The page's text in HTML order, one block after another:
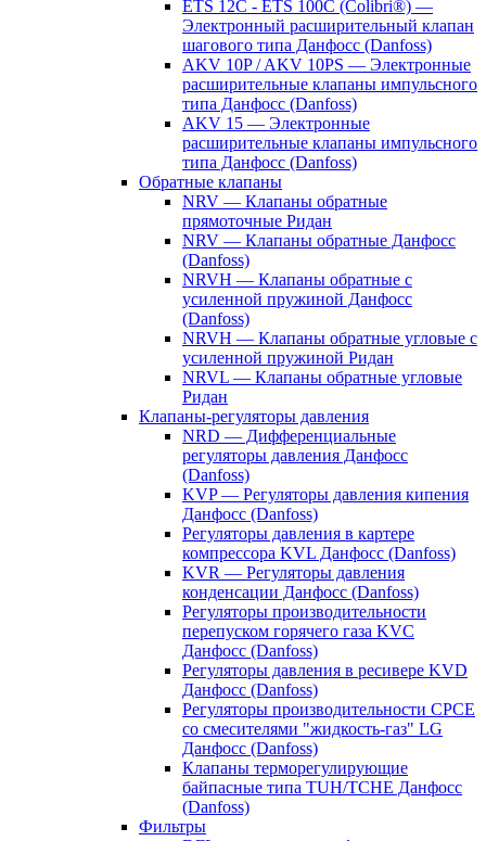
ETS 12C - ETS 100C (Colibri®) —
Электронный расширительный клапан
шагового типа Данфосс (Danfoss)
AKV 10P / AKV 10PS — Электронные
расширительные клапаны импульсного
типа Данфосс (Danfoss)
AKV 15 — Электронные
расширительные клапаны импульсного
типа Данфосс (Danfoss)
Обратные клапаны
NRV — Клапаны обратные
прямоточные Ридан
NRV — Клапаны обратные Данфосс
(Danfoss)
NRVH — Клапаны обратные с
усиленной пружиной Данфосс
(Danfoss)
NRVH — Клапаны обратные угловые с
усиленной пружиной Ридан
NRVL — Клапаны обратные угловые
Ридан
Клапаны-регуляторы давления
NRD — Дифференциальные
регуляторы давления Данфосс
(Danfoss)
KVP — Регуляторы давления кипения
Данфосс (Danfoss)
Регуляторы давления в картере
компрессора KVL Данфосс (Danfoss)
KVR — Регуляторы давления
конденсации Данфосс (Danfoss)
Регуляторы производительности
перепуском горячего газа KVC
Данфосс (Danfoss)
Регуляторы давления в ресивере KVD
Данфосс (Danfoss)
Регуляторы производительности CPCE
со смесителями "жидкость-газ" LG
Данфосс (Danfoss)
Клапаны терморегулирующие
байпасные типа TUH/TCHE Данфосс
(Danfoss)
Фильтры